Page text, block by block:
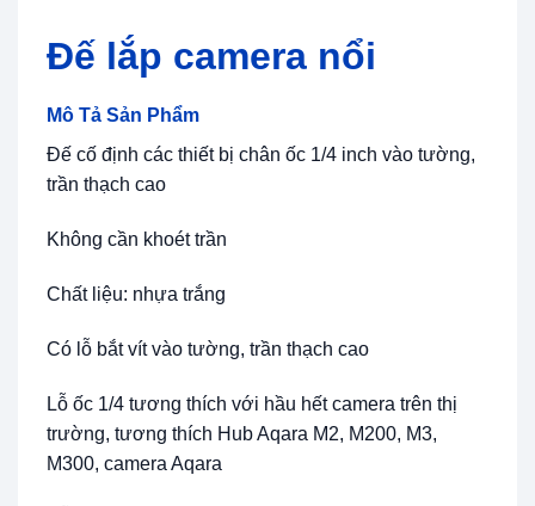
Đế lắp camera nổi
Mô Tả Sản Phẩm
Đế cố định các thiết bị chân ốc 1/4 inch vào tường,
trần thạch cao
Không cần khoét trần
Chất liệu: nhựa trắng
Có lỗ bắt vít vào tường, trần thạch cao
Lỗ ốc 1/4 tương thích với hầu hết camera trên thị
trường, tương thích Hub Aqara M2, M200, M3,
M300, camera Aqara